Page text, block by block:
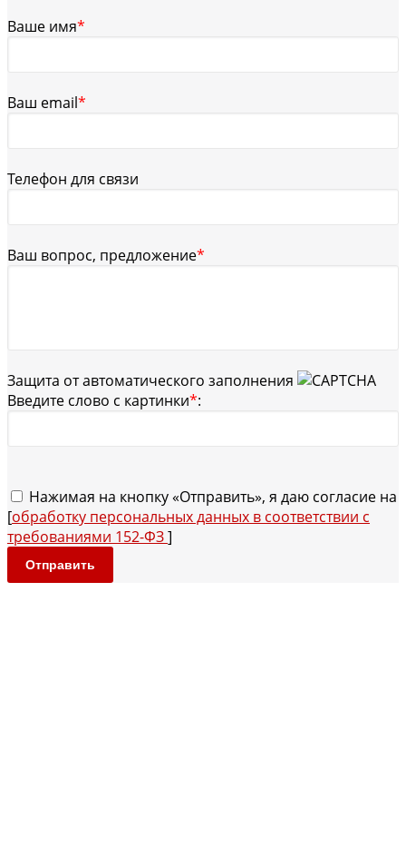
Ваше имя*
Ваш email*
Телефон для связи
Ваш вопрос, предложение*
Защита от автоматического заполнения
Введите слово с картинки*:
Нажимая на кнопку «Отправить», я даю согласие на
[обработку персональных данных в соответствии с
требованиями 152-ФЗ]
Отправить